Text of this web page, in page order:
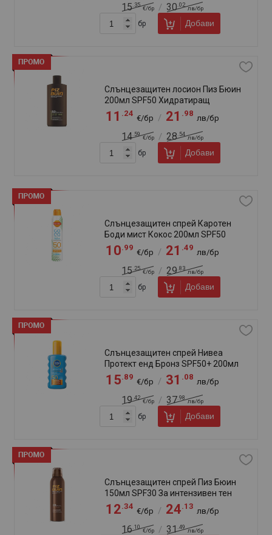
4.29
€/бр / 8 .39
лв/бр
бр Добави
Спрей за мигновено успокоение
след слънце Пиз Бюин 200мл
7 .99
€/бр / 15.63
лв/бр
10.35
€/бр 20.24
лв/бр
бр Добави
продукт(а)
FAQ
Доставка
Брошура
+359 887 81 81 20 +359 889 79 05 54
online@klasiko.bg
Намери ни във Велико Търново:
+
−